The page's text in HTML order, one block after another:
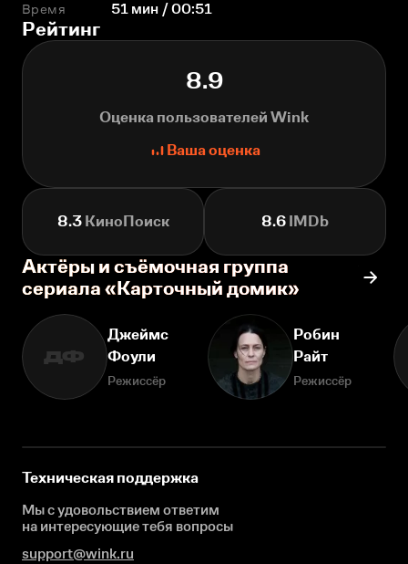
Время 51 мин / 00:51
Рейтинг
8.9
Оценка пользователей Wink
Ваша оценка
8.3КиноПоиск 8.6 IMDb
Актёры и съёмочная группа
сериала «Карточный домик»
ДФ
Джеймс
Фоули
Режиссёр
Робин
Райт
Режиссёр
Техническая поддержка
Мы с удовольствием ответим
на интересующиетебя вопросы
support@wink.ru